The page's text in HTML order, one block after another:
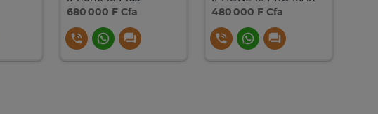
680 000 F Cfa
480 000 F Cfa